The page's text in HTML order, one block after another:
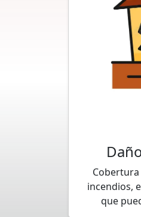
incendios,
que